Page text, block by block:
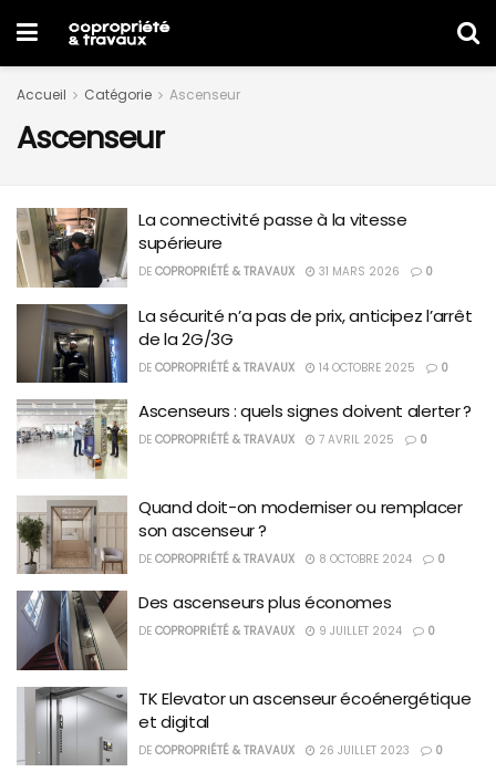
Accueil Catégorie Ascenseur
Ascenseur
La connectivité passe à la vitesse
supérieure
DE COPROPRIÉTÉ & TRAVAUX 31 MARS 2026 0
La sécurité n’a pas de prix, anticipez l’arrêt
de la 2G/3G
DE COPROPRIÉTÉ & TRAVAUX 14 OCTOBRE 2025 0
Ascenseurs : quels signes doivent alerter ?
DE COPROPRIÉTÉ & TRAVAUX 7 AVRIL 2025 0
Quand doit-on moderniser ou remplacer
son ascenseur ?
DE COPROPRIÉTÉ & TRAVAUX 8 OCTOBRE 2024 0
Des ascenseurs plus économes
DE COPROPRIÉTÉ & TRAVAUX 9 JUILLET 2024 0
TK Elevator un ascenseur écoénergétique
et digital
DE COPROPRIÉTÉ & TRAVAUX 26 JUILLET 2023 0